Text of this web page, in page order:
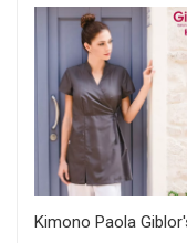
Kimono Paola